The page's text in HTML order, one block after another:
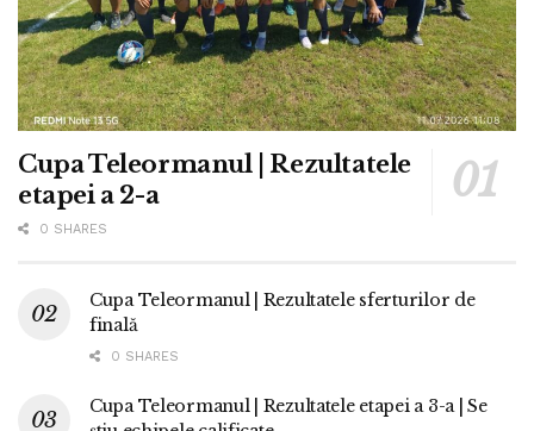
Cupa Teleormanul | Rezultatele
etapei a 2-a
0 SHARES
Cupa Teleormanul | Rezultatele sferturilor de
finală
0 SHARES
Cupa Teleormanul | Rezultatele etapei a 3-a | Se